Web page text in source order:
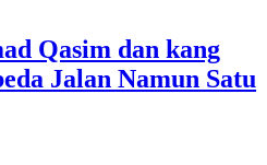
Qasim dan kang
Jalan Namun Satu